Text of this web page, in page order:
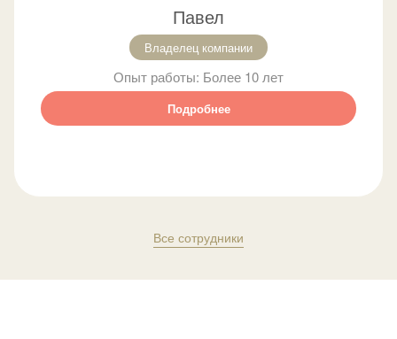
Павел
Владелец компании
Опыт работы: Более 10 лет
Подробнее
Все сотрудники